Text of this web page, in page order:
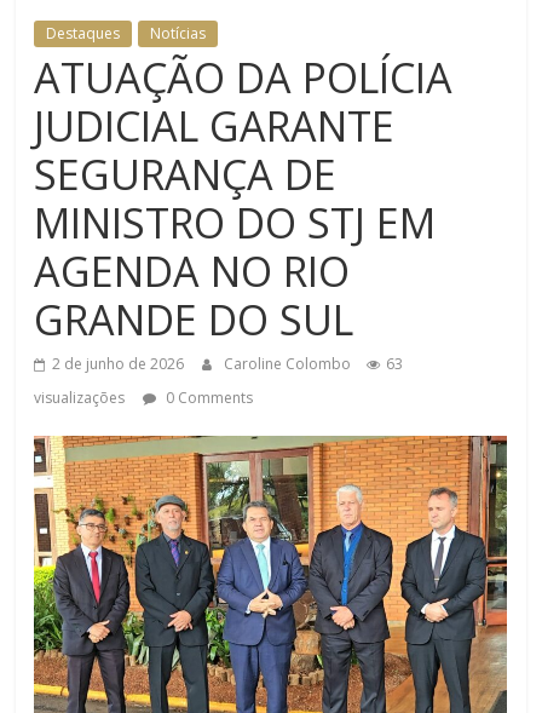
Destaques Notícias
ATUAÇÃO DA POLÍCIA
JUDICIAL GARANTE
SEGURANÇA DE
MINISTRO DO STJ EM
AGENDA NO RIO
GRANDE DO SUL
2 de junho de 2026 Caroline Colombo
63
visualizações
0 Comments